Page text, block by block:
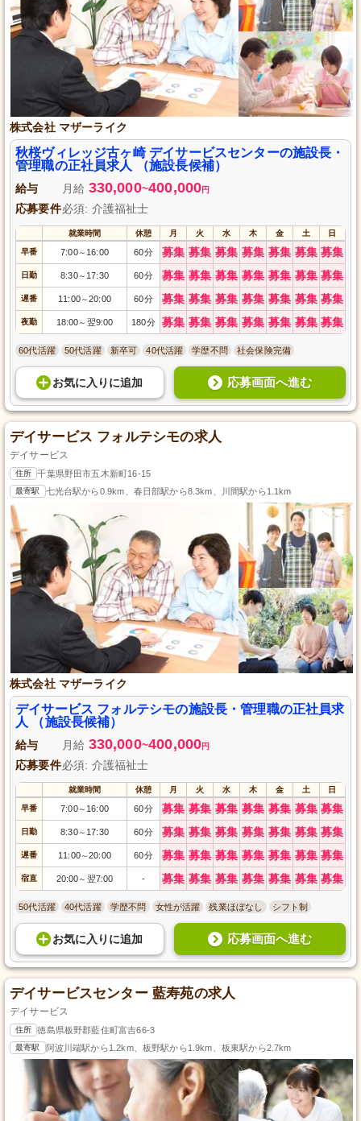
株式会社 マザーライク
秋桜ヴィレッジ古ヶ崎 デイサービスセンターの施設長・
管理職の正社員求人 （施設長候補）
給与 月給 330,000~400,000円
応募要件必須: 介護福祉士
就業時間 休憩 月 火 水 木 金 土 日
早番 7:00～ 16:00 60分 募集 募集 募集 募集 募集 募集 募集
日勤 8:30～ 17:30 60分 募集 募集 募集 募集 募集 募集 募集
遅番 11:00～20:00 60分 募集 募集 募集 募集 募集 募集 募集
夜勤 18:00～ 翌9:00 180分 募集 募集 募集 募集 募集 募集 募集
60代活躍 50代活躍 新卒可 40代活躍 学歴不問 社会保険完備
お気に入り に追加 応募画面へ進む
デイサービス フォルテシモの求人
デイサービス
住所 千葉県野田市五木新町16-15
最寄駅 七光台駅から0.9km、春日部駅から8.3km、川間駅から1.1km
株式会社 マザーライク
デイサービス フォルテシモの施設長・管理職の正社員求
人 （施設長候補）
給与 月給 330,000~400,000円
応募要件必須: 介護福祉士
就業時間 休憩 月 火 水 木 金 土 日
早番 7:00～ 16:00 60分 募集 募集 募集 募集 募集 募集 募集
日勤 8:30～ 17:30 60分 募集 募集 募集 募集 募集 募集 募集
遅番 11:00～20:00 60分 募集 募集 募集 募集 募集 募集 募集
宿直 20:00～ 翌7:00 - 募集 募集 募集 募集 募集 募集 募集
50代活躍 40代活躍 学歴不問 女性が活躍 残業ほぼなし シフト制
お気に入り に追加 応募画面へ進む
デイサービスセンター 藍寿苑の求人
デイサービス
住所 徳島県板野郡藍住町富吉66-3
最寄駅 阿波川端駅から1.2km、板野駅から1.9km、板東駅から2.7km